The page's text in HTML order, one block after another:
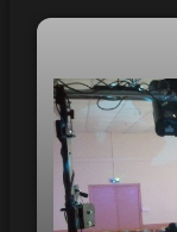
Tarifs à la carte
Infos & Contact
Partenaires